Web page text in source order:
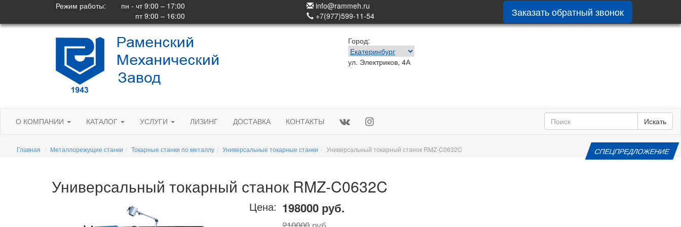
Режим работы:
пн - чт 9:00 – 17:00
пт 9:00 – 16:00
info@rammeh.ru
+7(977)599-11-54
Заказать обратный звонок
Город:
ул. Электриков, 4А
О КОМПАНИИ КАТАЛОГ УСЛУГИ ЛИЗИНГ ДОСТАВКА КОНТАКТЫ Искать
Главная Металлорежущие станки Токарные станки по металлу Универсальные токарные станки Универсальный токарный станок RMZ-C0632C СПЕЦПРЕДЛОЖЕНИЕ
Универсальный токарный станок RMZ-C0632C
Цена: 198000 руб.